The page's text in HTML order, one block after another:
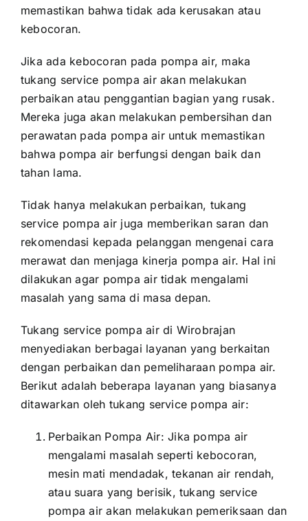
memastikan bahwa tidak ada kerusakan atau
kebocoran.
Jika ada kebocoran pada pompa air, maka
tukang service pompa air akan melakukan
perbaikan atau penggantian bagian yang rusak.
Mereka juga akan melakukan pembersihan dan
perawatan pada pompa air untuk memastikan
bahwa pompa air berfungsi dengan baik dan
tahan lama.
Tidak hanya melakukan perbaikan, tukang
service pompa air juga memberikan saran dan
rekomendasi kepada pelanggan mengenai cara
merawat dan menjaga kinerja pompa air. Hal ini
dilakukan agar pompa air tidak mengalami
masalah yang sama di masa depan.
Tukang service pompa air di Wirobrajan
menyediakan berbagai layanan yang berkaitan
dengan perbaikan dan pemeliharaan pompa air.
Berikut adalah beberapa layanan yang biasanya
ditawarkan oleh tukang service pompa air:
Perbaikan Pompa Air: Jika pompa air
mengalami masalah seperti kebocoran,
mesin mati mendadak, tekanan air rendah,
atau suara yang berisik, tukang service
pompa air akan melakukan pemeriksaan dan